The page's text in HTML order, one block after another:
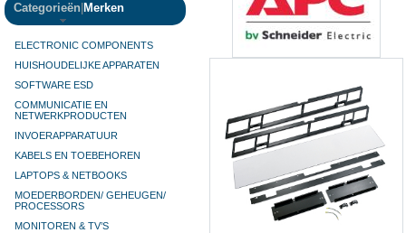
Categorieën Merken
ELECTRONIC COMPONENTS
HUISHOUDELIJKE APPARATEN
SOFTWARE ESD
COMMUNICATIE EN
NETWERKPRODUCTEN
INVOERAPPARATUUR
KABELS EN TOEBEHOREN
LAPTOPS & NETBOOKS
MOEDERBORDEN/ GEHEUGEN/
PROCESSORS
MONITOREN & TV’S